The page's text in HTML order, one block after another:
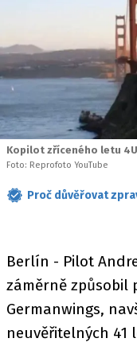
Kopilot zříceného letu
Foto: Reprofoto YouTube
Proč důvěřovat
Berlín - Pilot
záměrně způsobil
Germanwings,
neuvěřitelných 41